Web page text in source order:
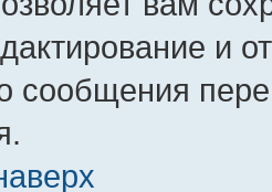
и
сообщения